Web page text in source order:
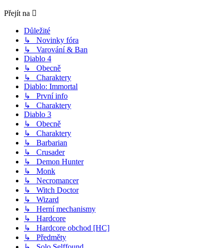
Přejít na
Důležité
↳ Novinky fóra
↳ Varování & Ban
Diablo 4
↳ Obecně
↳ Charaktery
Diablo: Immortal
↳ První info
↳ Charaktery
Diablo 3
↳ Obecně
↳ Charaktery
↳ Barbarian
↳ Crusader
↳ Demon Hunter
↳ Monk
↳ Necromancer
↳ Witch Doctor
↳ Wizard
↳ Herní mechanismy
↳ Hardcore
↳ Hardcore obchod [HC]
↳ Předměty